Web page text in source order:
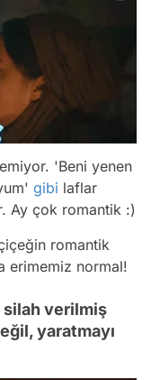
'Beni yenen
gibi laflar
Ay çok romantik :)
romantik
erimemiz normal!
silah verilmiş
yaratmayı